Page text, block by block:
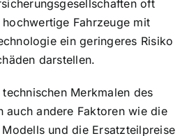
oft
Fahrzeuge mit
ein geringeres Risiko
darstellen.
Merkmalen des
auch andere Faktoren wie die
und die Ersatzteilpreise